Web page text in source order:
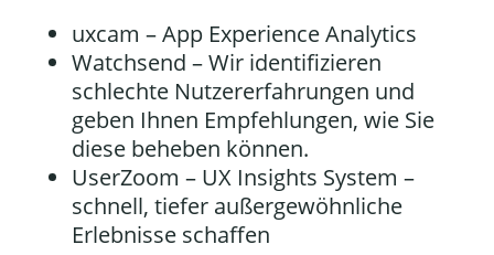
uxcam – App Experience Analytics
Watchsend – Wir identifizieren
schlechte Nutzererfahrungen und
geben Ihnen Empfehlungen, wie Sie
diese beheben können.
UserZoom – UX Insights System –
schnell, tiefer außergewöhnliche
Erlebnisse schaffen